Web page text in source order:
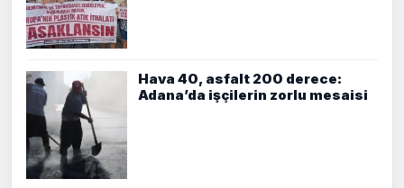
Hava 40, asfalt 200 derece:
Adana’da işçilerin zorlu mesaisi